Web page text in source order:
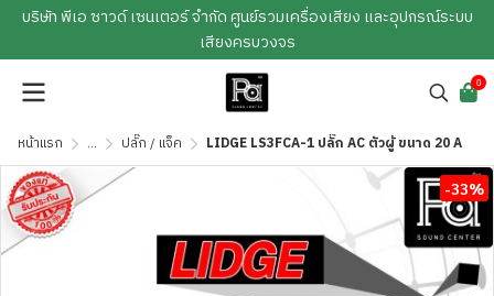
บริษัท พีเอ ซาวด์ เซนเตอร์ จำกัด ศูนย์รวมเครื่องเสียง และอุปกรณ์ระบบ
เสียงครบวงจร
0
หน้าแรก ... ปลั๊ก / แจ็ค LIDGE LS3FCA-1 ปลั๊ก AC ตัวผู้ ขนาด 20 A
-33%